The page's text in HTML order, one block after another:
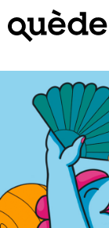
contingut